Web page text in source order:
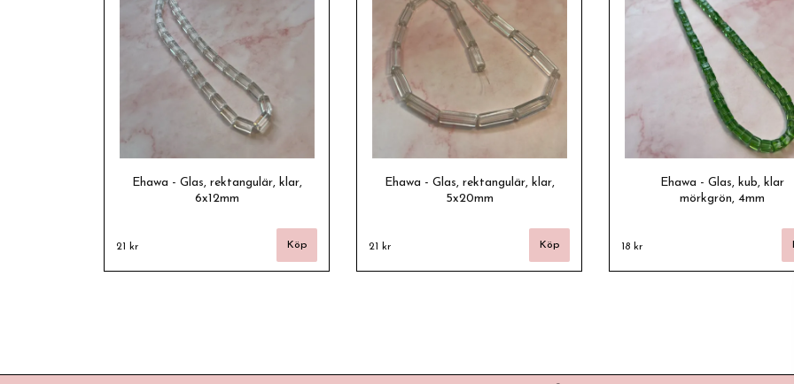
Ehawa - Glas, rektangulär, klar,
6x12mm
21 kr
Ehawa - Glas, rektangulär, klar,
5x20mm
21 kr
Ehawa - Glas, kub, klar
mörkgrön, 4mm
18 kr